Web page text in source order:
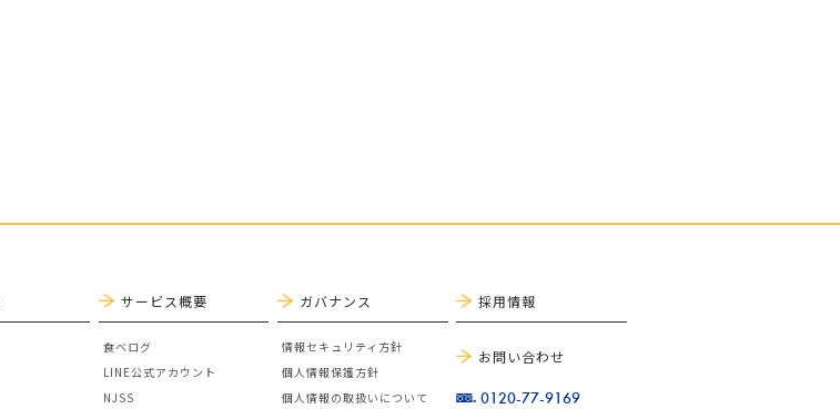
サービス概要
食べログ
LINE公式アカウント
NJSS
ガバナンス
情報セキュリティ方針
個人情報保護方針
個人情報の取扱いについて
採用情報
お問い合わせ
0120-77-9169